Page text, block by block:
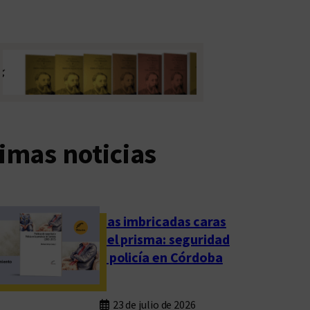
noticias
Las imbricadas caras
del prisma: seguridad
y policía en Córdoba
23 de julio de 2026